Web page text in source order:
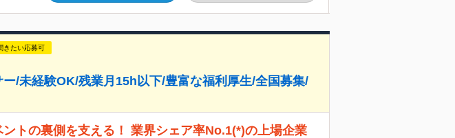
きたい応募可
/未経験OK/残業月15h以下/豊富な福利厚生/全国募集/
トの裏側を支える！ 業界シェア率No.1(*)の上場企業